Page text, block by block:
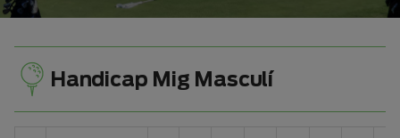
Handicap Mig Masculí